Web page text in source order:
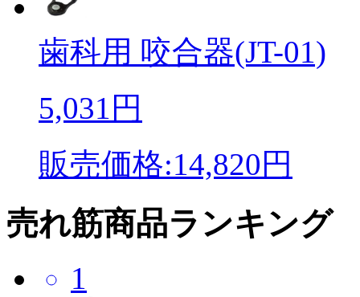
歯科用 咬合器(JT-01)
5,031円
販売価格:14,820円
売れ筋商品ランキング
1